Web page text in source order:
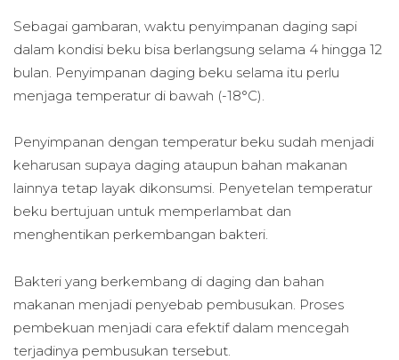
Sebagai gambaran, waktu penyimpanan daging sapi
dalam kondisi beku bisa berlangsung selama 4 hingga 12
bulan. Penyimpanan daging beku selama itu perlu
menjaga temperatur di bawah (-18°C).
Penyimpanan dengan temperatur beku sudah menjadi
keharusan supaya daging ataupun bahan makanan
lainnya tetap layak dikonsumsi. Penyetelan temperatur
beku bertujuan untuk memperlambat dan
menghentikan perkembangan bakteri.
Bakteri yang berkembang di daging dan bahan
makanan menjadi penyebab pembusukan. Proses
pembekuan menjadi cara efektif dalam mencegah
terjadinya pembusukan tersebut.